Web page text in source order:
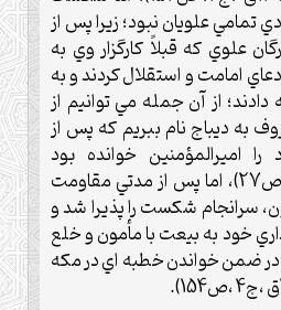
تمامي علويان نبود؛ زيرا پس از
علوي که قبلاً کارگزار وي به
امامت و استقلال کردند و به
دادند؛ از آن جمله مي توانيم از
به ديباج نام ببريم که پس از
اميرالمؤمنين خوانده بود
(مسعودي [بي تا]،ج4،ص27)، اما پس از مدتي مقاومت
سرانجام شکست را پذيرا شد و
خود به بيعت با مأمون و خلع
در ضمن خواندن خطبه اي در مکه